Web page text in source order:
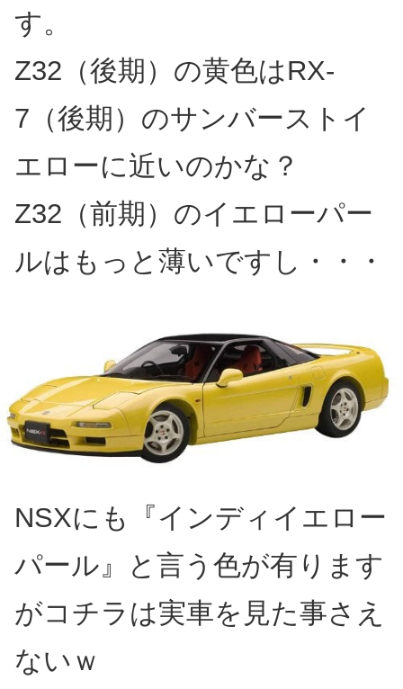
す。
Z32（後期）の黄色はRX-
7（後期）のサンバーストイ
エローに近いのかな？
Z32（前期）のイエローパー
ルはもっと薄いですし・・・
NSXにも『インディイエロー
パール』と言う色が有ります
がコチラは実車を見た事さえ
ないｗ